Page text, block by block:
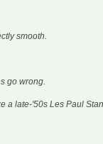
smooth.
go wrong.
a late-'50s Les Paul